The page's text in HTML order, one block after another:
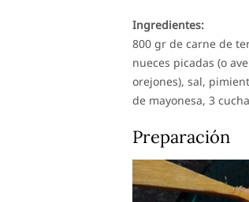
Ingredientes:
800 gr de carne de
nueces picadas (o
orejones), sal,
de mayonesa, 3
Preparación